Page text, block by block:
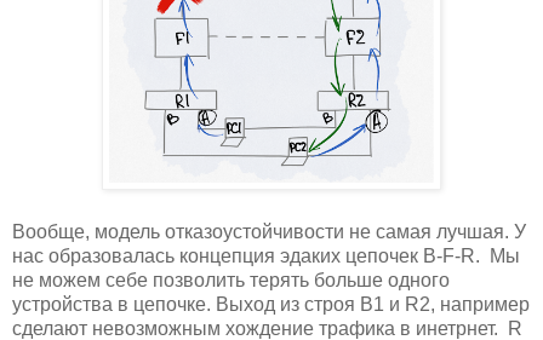
Вообще, модель отказоустойчивости не самая лучшая. У
нас образовалась концепция эдаких цепочек B-F-R. Мы
не можем себе позволить терять больше одного
устройства в цепочке. Выход из строя B1 и R2, например
сделают невозможным хождение трафика в инетрнет. R